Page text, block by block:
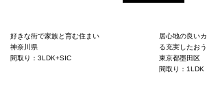
好きな街で家族と育む住まい
神奈川県
間取り：3LDK+SIC
居心地の良い
る充実したお
東京都墨田区
間取り：1LDK